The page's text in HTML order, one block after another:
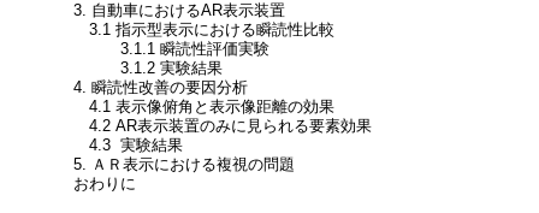
3. 自動車におけるAR表示装置
3.1 指示型表示における瞬読性比較
3.1.1 瞬読性評価実験
3.1.2 実験結果
4. 瞬読性改善の要因分析
4.1 表示像俯角と表示像距離の効果
4.2 AR表示装置のみに見られる要素効果
4.3 実験結果
5. ＡＲ表示における複視の問題
おわりに